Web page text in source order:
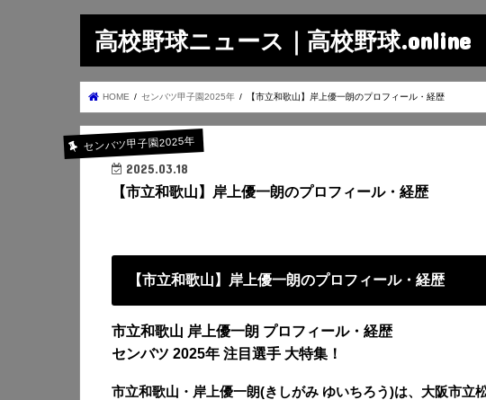
高校野球ニュース｜高校野球.online
HOME センバツ甲子園2025年 【市立和歌山】岸上優一朗のプロフィール・経歴
センバツ甲子園2025年
2025.03.18
【市立和歌山】岸上優一朗のプロフィール・経歴
【市立和歌山】岸上優一朗のプロフィール・経歴
市立和歌山 岸上優一朗 プロフィール・経歴
センバツ 2025年 注目選手 大特集！
市立和歌山・岸上優一朗(きしがみ ゆいちろう)は、大阪市立